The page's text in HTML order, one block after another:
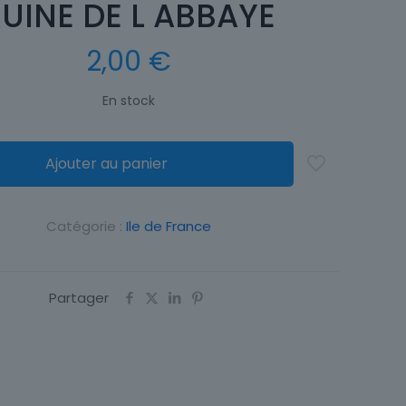
DE L ABBAYE
2,00 €
En stock
Ajouter au panier
Catégorie : Ile de France
Partager